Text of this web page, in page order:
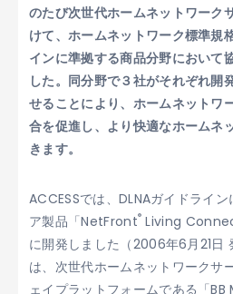
のたび次世代ホームネットワーク
けて、ホームネットワーク標準規
インに準拠する商品分野において
した。同分野で３社がそれぞれ開
せることにより、ホームネットワ
合を促進し、より快適なホームネ
きます。
ACCESSでは、DLNAガイドライ
ア製品「NetFront® Living
に開発しました（2006年6月21日
は、次世代ホームネットワークサ
ェイプラットフォームである「